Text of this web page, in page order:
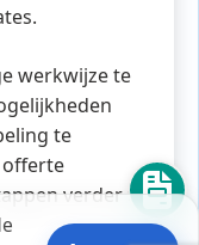
werkwijze te
te
offerte
verder te